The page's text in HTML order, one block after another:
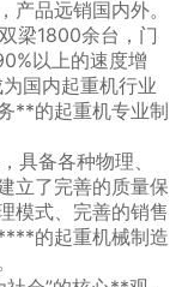
品远销国内外。
梁1800余台，门
以上的速度增
国内起重机行业
**的起重机专业制
备各种物理、
立了完善的质量保
模式、完善的销售
的起重机械制造